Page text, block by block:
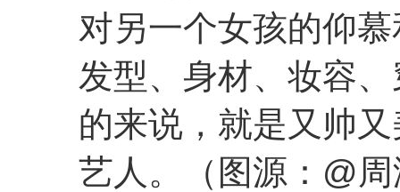
对另一个女孩的仰
发型、身材、妆容
的来说，就是又帅
艺人。（图源：@